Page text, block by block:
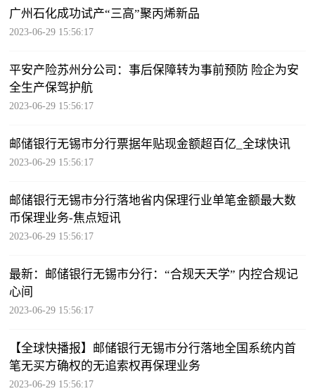
广州石化成功试产“三高”聚丙烯新品
2023-06-29 15:56:17
平安产险苏州分公司：事后保障转为事前预防 险企为安
全生产保驾护航
2023-06-29 15:56:17
邮储银行无锡市分行票据年贴现金额超百亿_全球快讯
2023-06-29 15:56:17
邮储银行无锡市分行落地省内保理行业单笔金额最大数
币保理业务-焦点短讯
2023-06-29 15:56:17
最新：邮储银行无锡市分行：“合规天天学” 内控合规记
心间
2023-06-29 15:56:17
【全球快播报】邮储银行无锡市分行落地全国系统内首
笔无买方确权的无追索权再保理业务
2023-06-29 15:56:17